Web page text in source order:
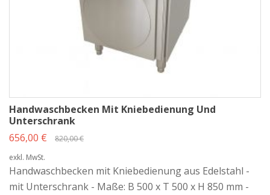
Handwaschbecken Mit Kniebedienung Und
Unterschrank
656,00 €
820,00 €
exkl. MwSt.
Handwaschbecken mit Kniebedienung aus Edelstahl -
mit Unterschrank - Maße: B 500 x T 500 x H 850 mm -